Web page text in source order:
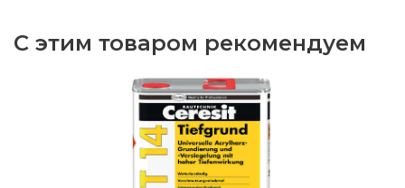
С этим товаром рекомендуем